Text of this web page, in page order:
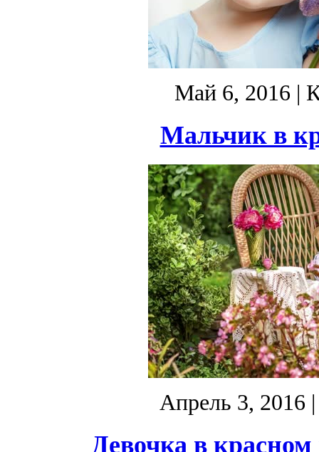
Май 6, 2016 |
Мальчик в
Апрель 3, 2016
Девочка в